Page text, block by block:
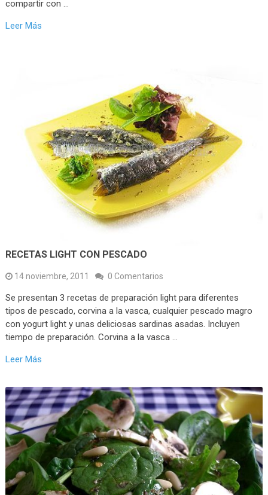
compartir con …
Leer Más
RECETAS LIGHT CON PESCADO
14 noviembre, 2011 0 Comentarios
Se presentan 3 recetas de preparación light para diferentes
tipos de pescado, corvina a la vasca, cualquier pescado magro
con yogurt light y unas deliciosas sardinas asadas. Incluyen
tiempo de preparación. Corvina a la vasca …
Leer Más